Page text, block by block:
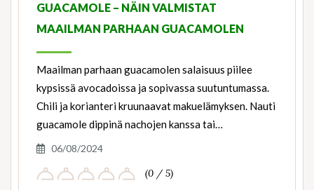
GUACAMOLE – NÄIN VALMISTAT
MAAILMAN PARHAAN GUACAMOLEN
Maailman parhaan guacamolen salaisuus piilee
kypsissä avocadoissa ja sopivassa suutuntumassa.
Chili ja korianteri kruunaavat makuelämyksen. Nauti
guacamole dippinä nachojen kanssa tai…
06/08/2024
(0 / 5)